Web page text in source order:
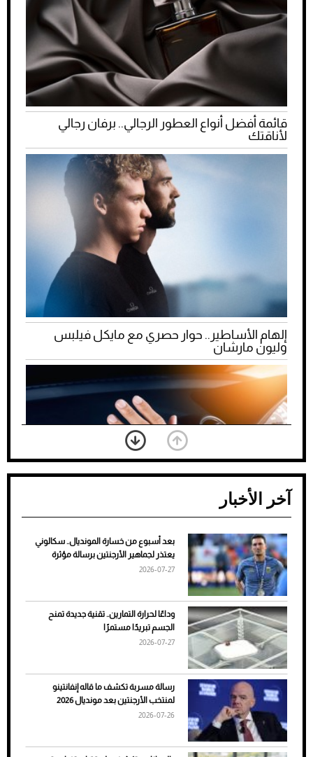
قائمة أفضل أنواع العطور الرجالي.. برفان رجالي
لأناقتك
إلهام الأساطير.. حوار حصري مع مايكل فيلبس
وليون مارشان
ضعف تبريد مكيف السيارة عند الوقوف.. أشهر
الأسباب والحلول
آخر الأخبار
بعد أسبوع من خسارة المونديال.. سكالوني
يعتذر لجماهير الأرجنتين برسالة مؤثرة
2026-07-27
وداعًا لحرارة التمارين.. تقنية جديدة تمنح
الجسم تبريدًا مستمرًا
2026-07-27
رسالة مسربة تكشف ما قاله إنفانتينو
لمنتخب الأرجنتين بعد مونديال 2026
2026-07-26